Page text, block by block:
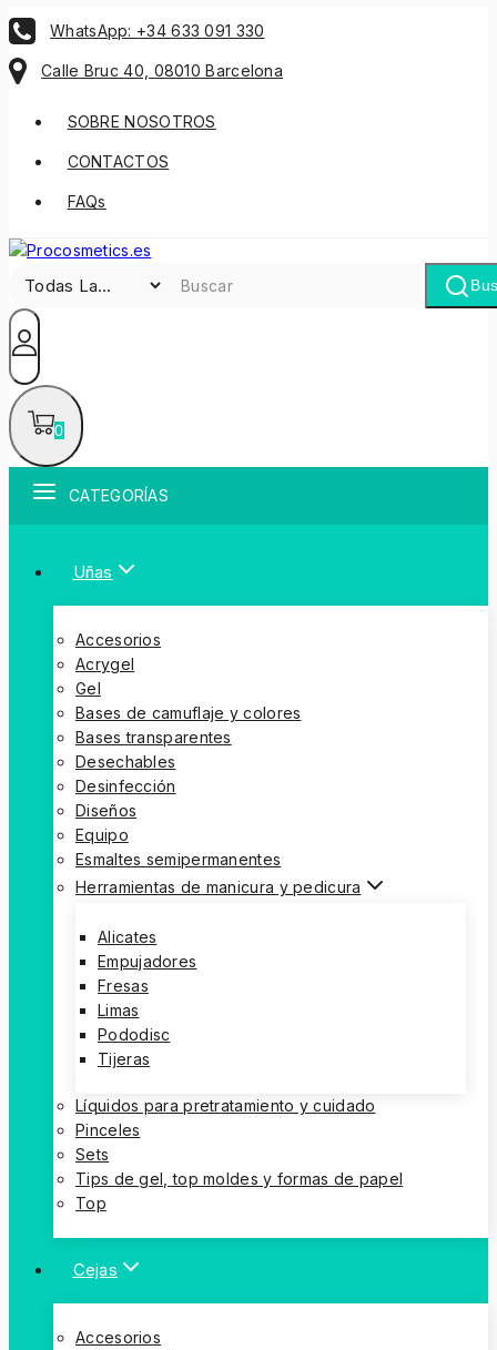
WhatsApp: +34 633 091 330
Calle Bruc 40, 08010 Barcelona
SOBRE NOSOTROS
CONTACTOS
FAQs
0
CATEGORÍAS
Uñas
Accesorios
Acrygel
Gel
Bases de camuflaje y colores
Bases transparentes
Desechables
Desinfección
Diseños
Equipo
Esmaltes semipermanentes
Herramientas de manicura y pedicura
Alicates
Empujadores
Fresas
Limas
Pododisc
Tijeras
Líquidos para pretratamiento y cuidado
Pinceles
Sets
Tips de gel, top moldes y formas de papel
Top
Cejas
Accesorios